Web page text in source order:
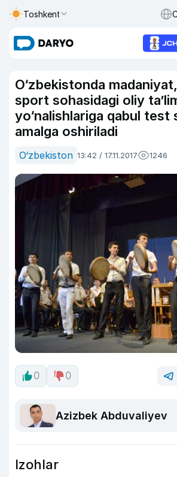
Toshkent
O‘zbekistonda
sport sohasidagi oliy
yo‘nalishlariga qabul test
amalga oshiriladi
O‘zbekiston 13:42 / 17.11.2017 1246
0 0
Azizbek Abduvaliyev
Izohlar